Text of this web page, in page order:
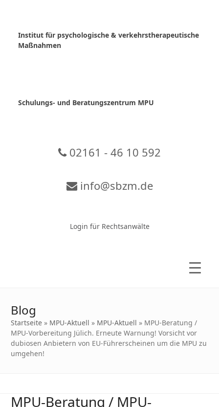
Institut für psychologische & verkehrstherapeutische
Maßnahmen
Schulungs- und Beratungszentrum MPU
02161 - 46 10 592
info@sbzm.de
Login für Rechtsanwälte
Blog
Startseite » MPU-Aktuell » MPU-Aktuell » MPU-Beratung /
MPU-Vorbereitung Jülich. Erneute Warnung! Vorsicht vor
dubiosen Anbietern von EU-Führerscheinen um die MPU zu
umgehen!
MPU-Beratung / MPU-